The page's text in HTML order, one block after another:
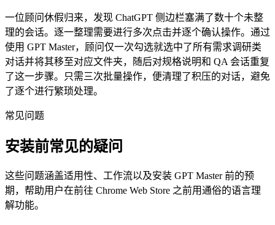
一位顾问休假归来，发现 ChatGPT 侧边栏塞满了数十个未整
理的会话。逐一整理需要进行多次点击并逐个确认操作。通过
使用 GPT Master，顾问仅一次勾选就选中了所有需求调研类
对话并将其移至对应文件夹，随后对规格说明和 QA 会话重复
了这一步骤。只需三次批量操作，便清理了积压的对话，避免
了逐个进行繁琐处理。
常见问题
安装前常见的疑问
这些问题涵盖适用性、工作流以及安装 GPT Master 前的预
期，帮助用户在前往 Chrome Web Store 之前用通俗的语言理
解功能。